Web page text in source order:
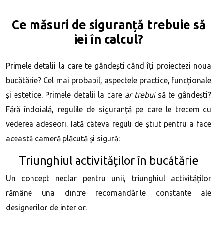
Ce măsuri de siguranță trebuie să
iei în calcul?
Primele detalii la care te gândești când îți proiectezi noua
bucătărie? Cel mai probabil, aspectele practice, funcționale
și estetice. Primele detalii la care ar trebuisă te gândești?
Fără îndoială, regulile de siguranță pe care le trecem cu
vederea adeseori. Iată câteva reguli de știut pentru a face
această cameră plăcută și sigură:
Triunghiul activităților în bucătărie
Un concept neclar pentru unii, triunghiul activităților
rămâne una dintre recomandările constante ale
designerilor de interior.